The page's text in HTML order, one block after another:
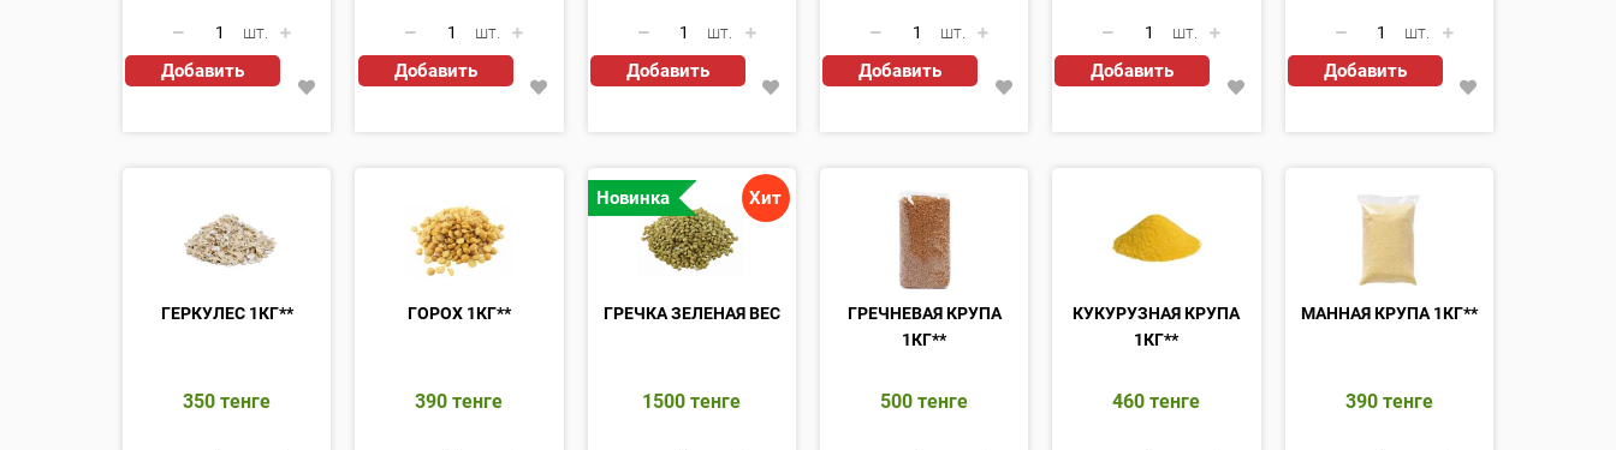
шт.
Добавить
шт.
Добавить
шт.
Добавить
шт.
Добавить
шт.
Добавить
шт.
Добавить
ГЕРКУЛЕС 1КГ**
350тенге
ГОРОХ 1КГ**
390тенге
Новинка Хит
ГРЕЧКА ЗЕЛЕНАЯ ВЕС
1500тенге
ГРЕЧНЕВАЯ КРУПА
1КГ**
500тенге
КУКУРУЗНАЯ КРУПА
1КГ**
460тенге
МАННАЯ КРУПА 1КГ**
390 тенге